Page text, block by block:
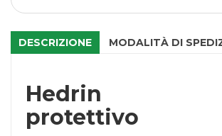
DESCRIZIONE MODALITÀ DI
Hedrin
protettivo